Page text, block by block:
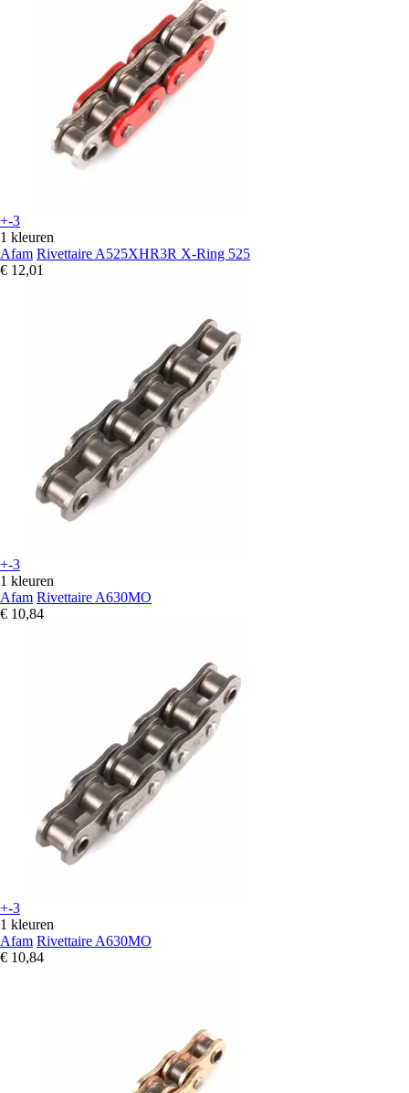
+-3
1 kleuren
Afam Rivettaire A525XHR3R X-Ring 525
€ 12,01
+-3
1 kleuren
Afam Rivettaire A630MO
€ 10,84
+-3
1 kleuren
Afam Rivettaire A630MO
€ 10,84